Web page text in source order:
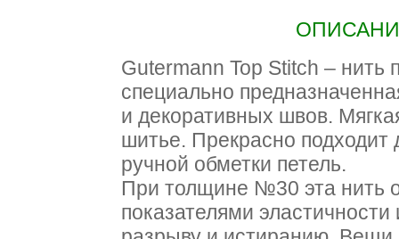
Gutermann Top Stitch – нить
специально
и декоративных швов.
шитье. Прекрасно
ручной обметки петель.
При толщине №30 эта нить
показателями